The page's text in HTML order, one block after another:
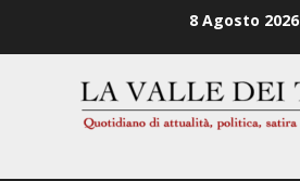
8 Agosto 2026